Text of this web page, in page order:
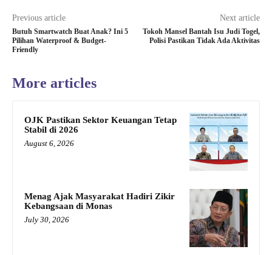
Previous article
Butuh Smartwatch Buat Anak? Ini 5
Pilihan Waterproof & Budget-
Friendly
Next article
Tokoh Mansel Bantah Isu Judi Togel,
Polisi Pastikan Tidak Ada Aktivitas
More articles
OJK Pastikan Sektor Keuangan Tetap
Stabil di 2026
August 6, 2026
Menag Ajak Masyarakat Hadiri Zikir
Kebangsaan di Monas
July 30, 2026